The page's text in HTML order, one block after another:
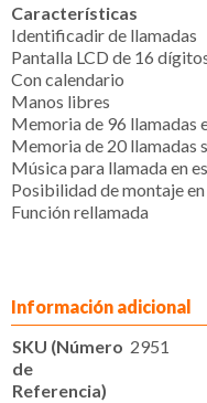
Características
Identificadir de llamadas
Pantalla LCD de 16
Con calendario
Manos libres
Memoria de 96 llamadas
Memoria de 20 llamadas
Música para llamada en
Posibilidad de montaje
Función rellamada
Información adicional
SKU (Número
de
Referencia)
2951